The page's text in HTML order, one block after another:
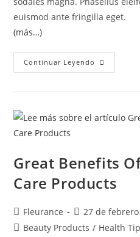
euismod ante fringilla eget.
(más…)
Continuar Leyendo
Great Benefits
Care Products
Fleurance
27 de
Beauty Products / Health